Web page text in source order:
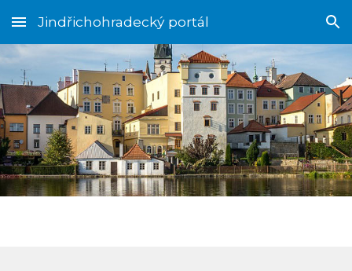
Skip to main content Skip to navigation
Jindřichohradecký portál